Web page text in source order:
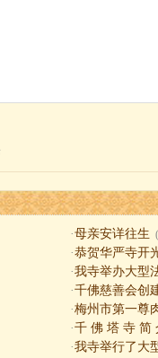
·母亲安详往生
·恭贺华严寺开
·我寺举办大型
·千佛慈善会创
·梅州市第一尊
·千 佛 塔 寺 简
·我寺举行了大